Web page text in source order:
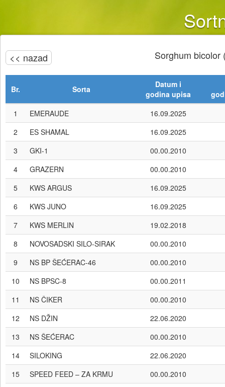
<< nazad Sorghum bicolor
Br. Sorta
Datum i
godina upisa
1
EMERAUDE
16.09.2025
2
ES SHAMAL
16.09.2025
3
GKI-1
00.00.2010
4
GRAZERN
00.00.2010
5
KWS ARGUS
16.09.2025
6
KWS JUNO
16.09.2025
7
KWS MERLIN
19.02.2018
8
NOVOSADSKI SILO-SIRAK
00.00.2010
9
NS BP ŠEĆERAC-46
00.00.2010
10
NS BPSC-8
00.00.2011
11
NS ČIKER
00.00.2010
12
NS DŽIN
22.06.2020
13
NS ŠEĆERAC
00.00.2010
14
SILOKING
22.06.2020
15
SPEED FEED – ZA KRMU
00.00.2010